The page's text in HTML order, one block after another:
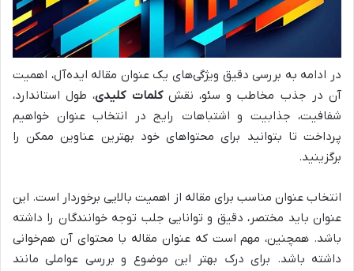
در ادامه به بررسی دقیق ویژگی‌های یک عنوان مقاله ایده‌آل، اهمیت
آن در جذب مخاطب و سئو، نقشکلمات کلیدی، طول استاندارد،
شفافیت، جذابیت و اشتباهات رایج در انتخاب عنوان خواهیم
پرداخت تا بتوانید برای محتواهای خود بهترین عناوین ممکن را
برگزینید.
انتخاب عنوان مناسب برای مقاله از اهمیت بالایی برخوردار است. این
عنوان باید مختصر، دقیق و توانایی جلب توجه خوانندگان را داشته
باشد. همچنین، مهم است که عنوان مقاله با محتوای آن هم‌خوانی
داشته باشد. برای درک بهتر این موضوع و بررسی عواملی مانند